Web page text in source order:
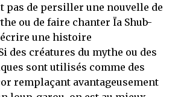
pas de persiller une nouvelle de
ou de faire chanter Ïa Shub-
une histoire
des créatures du mythe ou des
sont utilisés comme des
remplaçant avantageusement